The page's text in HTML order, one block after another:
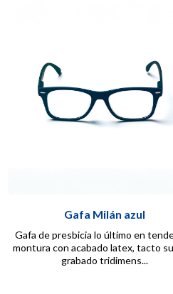
Gafa Milán azul
Gafa de presbicia lo último en
montura con acabado latex, tacto
grabado tridimens...